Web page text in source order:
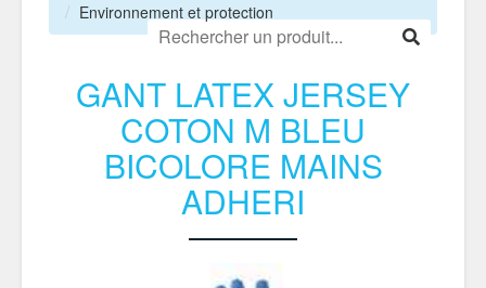
Environnement et protection
GANT LATEX JERSEY
COTON M BLEU
BICOLORE MAINS
ADHERI